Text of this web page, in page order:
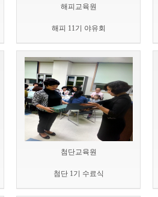
해피교육원
해피 11기 야유회
첨단교육원
첨단 1기 수료식